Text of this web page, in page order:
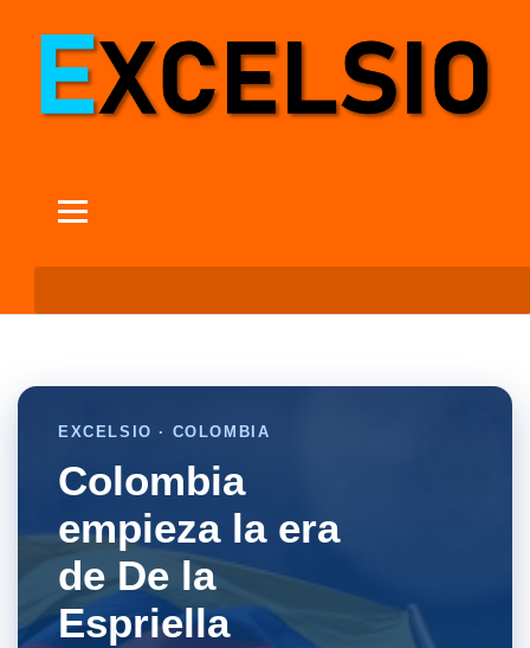
EXCELSIO · COLOMBIA
Colombia
empieza la era
de De la
Espriella